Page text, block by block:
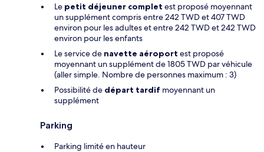
Le petit déjeuner complet est proposé moyennant
un supplément compris entre 242 TWD et 407 TWD
environ pour les adultes et entre 242 TWD et 242 TWD
environ pour les enfants
Le service de navette aéroport est proposé
moyennant un supplément de 1805 TWD par véhicule
(aller simple. Nombre de personnes maximum : 3)
Possibilité de départ tardif moyennant un
supplément
Parking
Parking limité en hauteur